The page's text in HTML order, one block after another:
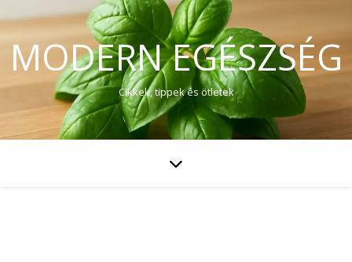
MODERN EGÉSZSÉG
Cikkek, tippek és ötletek